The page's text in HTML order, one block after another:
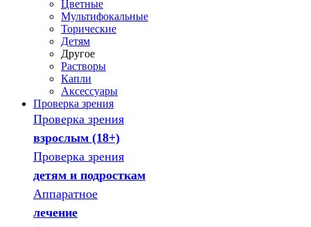
Цветные
Мультифокальные
Торические
Детям
Другое
Растворы
Капли
Аксессуары
Проверка зрения
Проверка зрения
взрослым (18+)
Проверка зрения
детям и подросткам
Аппаратное
лечение